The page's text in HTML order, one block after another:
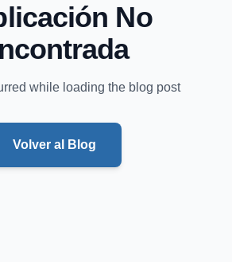
No
while loading the blog post
Volver al Blog